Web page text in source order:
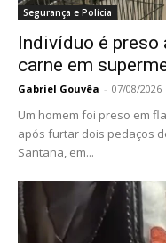
Segurança e Polícia
Indivíduo é preso
carne em
Gabriel Gouvêa - 07/08/2026
Um homem foi preso em
após furtar dois pedaços
Santana, em...